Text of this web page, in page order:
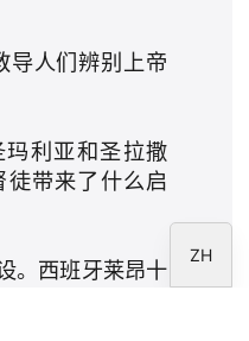
导人们辨别上帝
利亚和圣拉撒
带来了什么启
。西班牙莱昂十
ZH